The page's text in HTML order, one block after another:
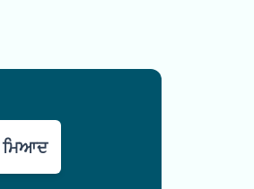
ਮਿਆਦ